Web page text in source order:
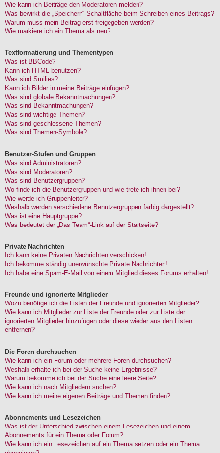
Wie kann ich Beiträge den Moderatoren melden?
Was bewirkt die „Speichern“-Schaltfläche beim Schreiben eines Beitrags?
Warum muss mein Beitrag erst freigegeben werden?
Wie markiere ich ein Thema als neu?
Textformatierung und Thementypen
Was ist BBCode?
Kann ich HTML benutzen?
Was sind Smilies?
Kann ich Bilder in meine Beiträge einfügen?
Was sind globale Bekanntmachungen?
Was sind Bekanntmachungen?
Was sind wichtige Themen?
Was sind geschlossene Themen?
Was sind Themen-Symbole?
Benutzer-Stufen und Gruppen
Was sind Administratoren?
Was sind Moderatoren?
Was sind Benutzergruppen?
Wo finde ich die Benutzergruppen und wie trete ich ihnen bei?
Wie werde ich Gruppenleiter?
Weshalb werden verschiedene Benutzergruppen farbig dargestellt?
Was ist eine Hauptgruppe?
Was bedeutet der „Das Team“-Link auf der Startseite?
Private Nachrichten
Ich kann keine Privaten Nachrichten verschicken!
Ich bekomme ständig unerwünschte Private Nachrichten!
Ich habe eine Spam-E-Mail von einem Mitglied dieses Forums erhalten!
Freunde und ignorierte Mitglieder
Wozu benötige ich die Listen der Freunde und ignorierten Mitglieder?
Wie kann ich Mitglieder zur Liste der Freunde oder zur Liste der
ignorierten Mitglieder hinzufügen oder diese wieder aus den Listen
entfernen?
Die Foren durchsuchen
Wie kann ich ein Forum oder mehrere Foren durchsuchen?
Weshalb erhalte ich bei der Suche keine Ergebnisse?
Warum bekomme ich bei der Suche eine leere Seite?
Wie kann ich nach Mitgliedern suchen?
Wie kann ich meine eigenen Beiträge und Themen finden?
Abonnements und Lesezeichen
Was ist der Unterschied zwischen einem Lesezeichen und einem
Abonnements für ein Thema oder Forum?
Wie kann ich ein Lesezeichen auf ein Thema setzen oder ein Thema